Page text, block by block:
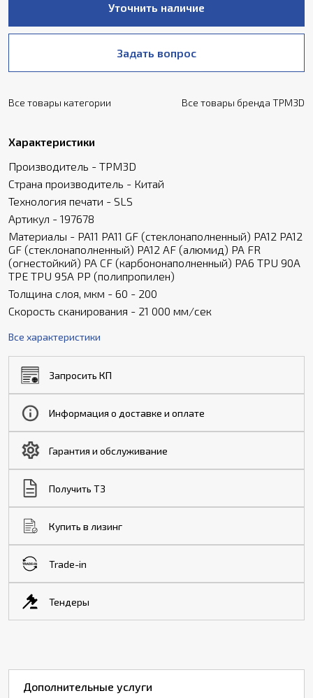
Уточнить наличие
Задать вопрос
Все товары категории Все товары бренда TPM3D
Характеристики
Производитель - TPM3D
Страна производитель - Китай
Технология печати - SLS
Артикул - 197678
Материалы - PA11 PA11 GF (стеклонаполненный) PA12 PA12
GF (стеклонаполненный) PA12 AF (алюмид) PA FR
(огнестойкий) PA CF (карбононаполненный) PA6 TPU 90A
TPE TPU 95A PP (полипропилен)
Толщина слоя, мкм - 60 - 200
Скорость сканирования - 21 000 мм/сек
Все характеристики
Запросить КП
Информация о доставке и оплате
Гарантия и обслуживание
Получить ТЗ
Купить в лизинг
Trade-in
Тендеры
Дополнительные услуги